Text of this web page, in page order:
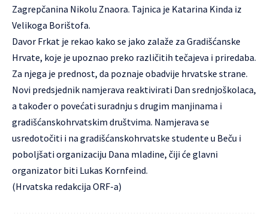
Zagrepčanina Nikolu Znaora. Tajnica je Katarina Kinda iz
Velikoga Borištofa.
Davor Frkat je rekao kako se jako zalaže za Gradišćanske
Hrvate, koje je upoznao preko različitih tečajeva i priredaba.
Za njega je prednost, da poznaje obadvije hrvatske strane.
Novi predsjednik namjerava reaktivirati Dan srednjoškolaca,
a također o povećati suradnju s drugim manjinama i
gradišćanskohrvatskim društvima. Namjerava se
usredotočiti i na gradišćanskohrvatske studente u Beču i
poboljšati organizaciju Dana mladine, čiji će glavni
organizator biti Lukas Kornfeind.
(Hrvatska redakcija ORF-a)